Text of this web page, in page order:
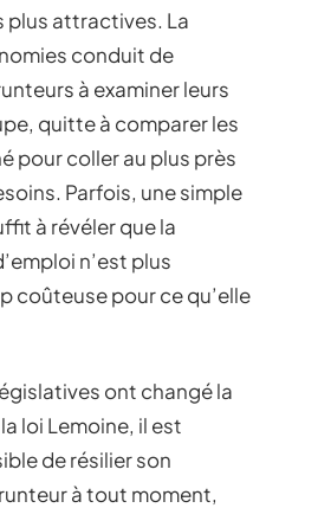
plus attractives. La
conduit de
à examiner leurs
quitte à comparer les
pour coller au plus près
Parfois, une simple
à révéler que la
n’est plus
coûteuse pour ce qu’elle
ont changé la
loi Lemoine, il est
de résilier son
à tout moment,